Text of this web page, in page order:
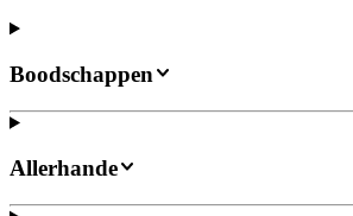
Boodschappen
Allerhande